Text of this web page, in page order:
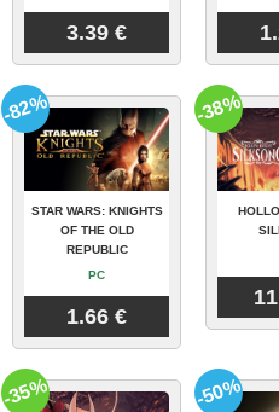
3.39 €
STAR WARS: KNIGHTS
OF THE OLD
REPUBLIC
PC
1.66 €
-82% -38%
-35% -50%